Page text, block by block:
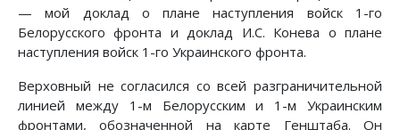
— мой доклад о плане наступления войск 1-го
Белорусского фронта и доклад И.С. Конева о плане
наступления войск 1-го Украинского фронта.
Верховный не согласился со всей разграничительной
линией между 1-м Белорусским и 1-м Украинским
фронтами, обозначенной на карте Генштаба. Он